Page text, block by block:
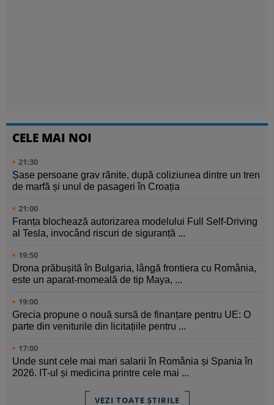
CELE MAI NOI
21:30
Șase persoane grav rănite, după coliziunea dintre un tren
de marfă și unul de pasageri în Croația
21:00
Franța blochează autorizarea modelului Full Self-Driving
al Tesla, invocând riscuri de siguranță ...
19:50
Drona prăbușită în Bulgaria, lângă frontiera cu România,
este un aparat-momeală de tip Maya, ...
19:00
Grecia propune o nouă sursă de finanțare pentru UE: O
parte din veniturile din licitațiile pentru ...
17:00
Unde sunt cele mai mari salarii în România și Spania în
2026. IT-ul și medicina printre cele mai ...
VEZI TOATE ȘTIRILE